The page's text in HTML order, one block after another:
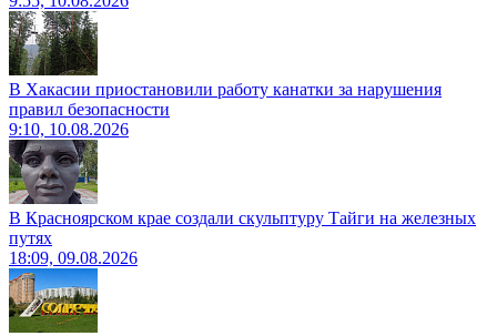
В Хакасии приостановили работу канатки за нарушения
правил безопасности
9:10, 10.08.2026
В Красноярском крае создали скульптуру Тайги на железных
путях
18:09, 09.08.2026